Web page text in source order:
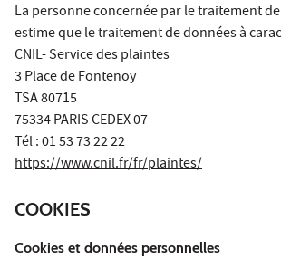
La personne concernée par le traitement
estime que le traitement de données à
CNIL- Service des plaintes
3 Place de Fontenoy
TSA 80715
75334 PARIS CEDEX 07
Tél : 01 53 73 22 22
https://www.cnil.fr/fr/plaintes/
COOKIES
Cookies et données personnelles